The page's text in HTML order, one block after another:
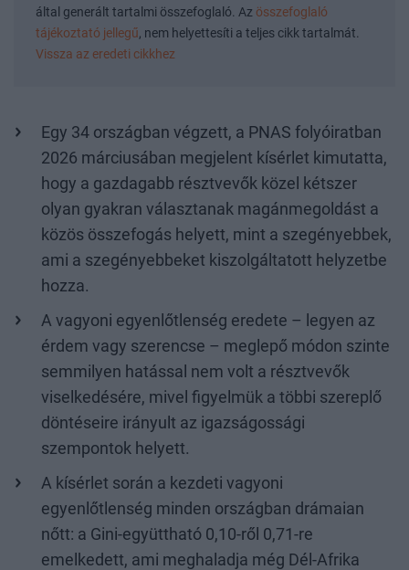
által generált tartalmi összefoglaló. Az összefoglaló
tájékoztató jellegű, nem helyettesíti a teljes cikk tartalmát.
Vissza az eredeti cikkhez
Egy 34 országban végzett, a PNAS folyóiratban
2026 márciusában megjelent kísérlet kimutatta,
hogy a gazdagabb résztvevők közel kétszer
olyan gyakran választanak magánmegoldást a
közös összefogás helyett, mint a szegényebbek,
ami a szegényebbeket kiszolgáltatott helyzetbe
hozza.
A vagyoni egyenlőtlenség eredete – legyen az
érdem vagy szerencse – meglepő módon szinte
semmilyen hatással nem volt a résztvevők
viselkedésére, mivel figyelmük a többi szereplő
döntéseire irányult az igazságossági
szempontok helyett.
A kísérlet során a kezdeti vagyoni
egyenlőtlenség minden országban drámaian
nőtt: a Gini-együttható 0,10-ről 0,71-re
emelkedett, ami meghaladja még Dél-Afrika